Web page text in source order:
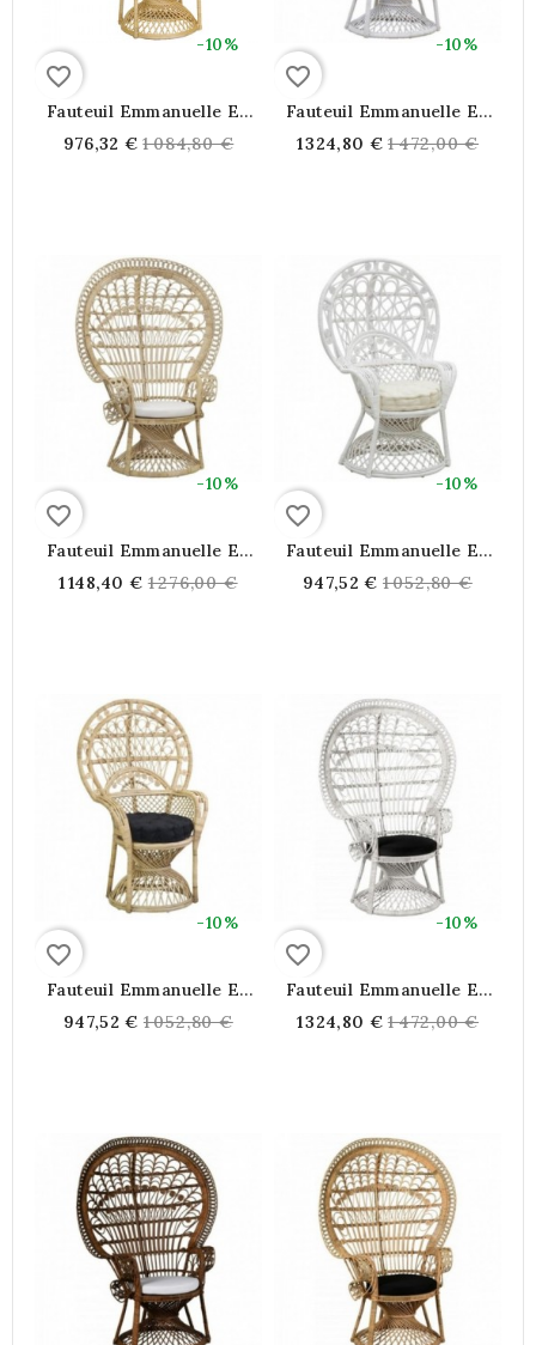
-10%
favorite_border
Fauteuil Emmanuelle En
Rotin Naturel Avec
Coussin
976,32 € Regular
1 084,80 €
-10%
favorite_border
Fauteuil Emmanuelle En
Rotin Laqué Blanc
1 324,80 € Regular
1 472,00 €
-10%
favorite_border
Fauteuil Emmanuelle En
Rotin Naturel
1 148,40 € Regular
1 276,00 €
-10%
favorite_border
Fauteuil Emmanuelle En
Rotin Blanc
947,52 € Regular
1 052,80 €
-10%
favorite_border
Fauteuil Emmanuelle En
Rotin Naturel
947,52 € Regular
1 052,80 €
-10%
favorite_border
Fauteuil Emmanuelle En
Rotin Blanc Avec Coussin
1 324,80 € Regular
1 472,00 €